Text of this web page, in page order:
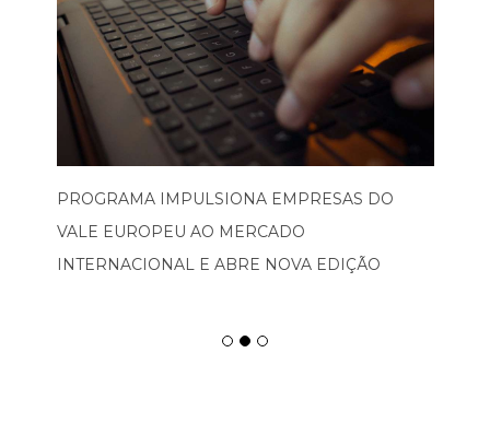
PROGRAMA IMPULSIONA EMPRESAS DO
VALE EUROPEU AO MERCADO
INTERNACIONAL E ABRE NOVA EDIÇÃO